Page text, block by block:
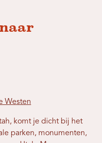
Westen
komt je dicht bij het
parken, monumenten,